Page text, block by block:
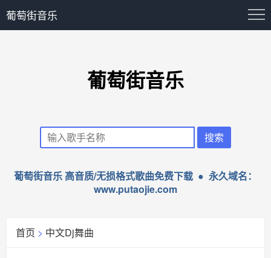
葡萄街音乐
葡萄街音乐
葡萄街音乐 高音质/无损格式歌曲免费下载 ● 永久域名：
www.putaojie.com
首页 > 中文Dj舞曲